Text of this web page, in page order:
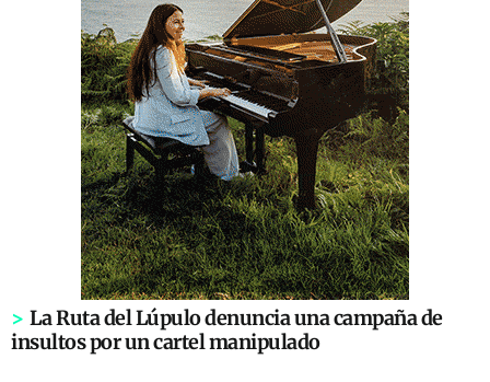
> La Ruta del Lúpulo denuncia una campaña de
insultos por un cartel manipulado